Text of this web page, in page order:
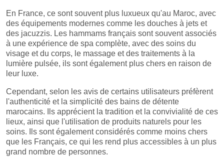
En France, ce sont souvent plus luxueux qu'au Maroc, avec
des équipements modernes comme les douches à jets et
des jacuzzis. Les hammams français sont souvent associés
à une expérience de spa complète, avec des soins du
visage et du corps, le massage et des traitements à la
lumière pulsée, ils sont également plus chers en raison de
leur luxe.
Cependant, selon les avis de certains utilisateurs préfèrent
l'authenticité et la simplicité des bains de détente
marocains. Ils apprécient la tradition et la convivialité de ces
lieux, ainsi que l'utilisation de produits naturels pour les
soins. Ils sont également considérés comme moins chers
que les Français, ce qui les rend plus accessibles à un plus
grand nombre de personnes.